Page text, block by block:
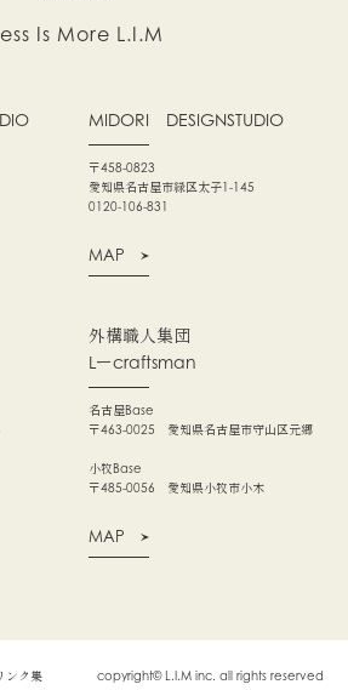
Is More L.I.M
MIDORI DESIGNSTUDIO
〒458-0823
愛知県名古屋市緑区太子1-145
0120-106-831
MAP
外構職人集団
Lーcraftsman
名古屋Base
〒463-0025 愛知県名古屋市守山区元郷
小牧Base
〒485-0056 愛知県小牧市小木
MAP
ンク集 copyright© L.I.M inc. all rights reserved